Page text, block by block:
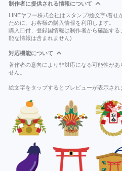
制作者に提供される情報について
LINEヤフー株式会社はスタンプ/絵文字/着せ
ために、お客様の購入情報を利用します。
購入日付、登録国情報は制作者から確認す
能な情報は含まれません)
対応機能について
著作者の意向により非対応になる可能性が
せん。
絵文字をタップするとプレビューが表示され